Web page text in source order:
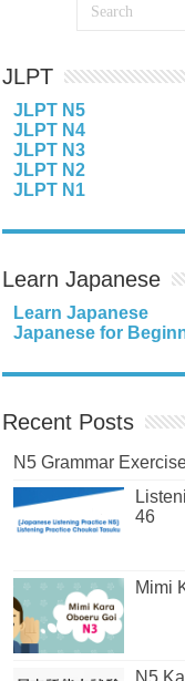
JLPT
JLPT N5
JLPT N4
JLPT N3
JLPT N2
JLPT N1
Learn Japanese
Learn Japanese
Japanese for
Recent Posts
N5 Grammar
46
Mimi
N5